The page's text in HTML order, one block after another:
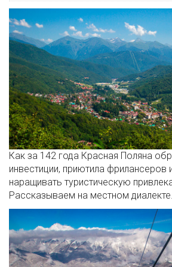
Как за 142 года Красная Поляна
инвестиции, приютила фрилансеров
наращивать туристическую
Рассказываем на местном диалекте.